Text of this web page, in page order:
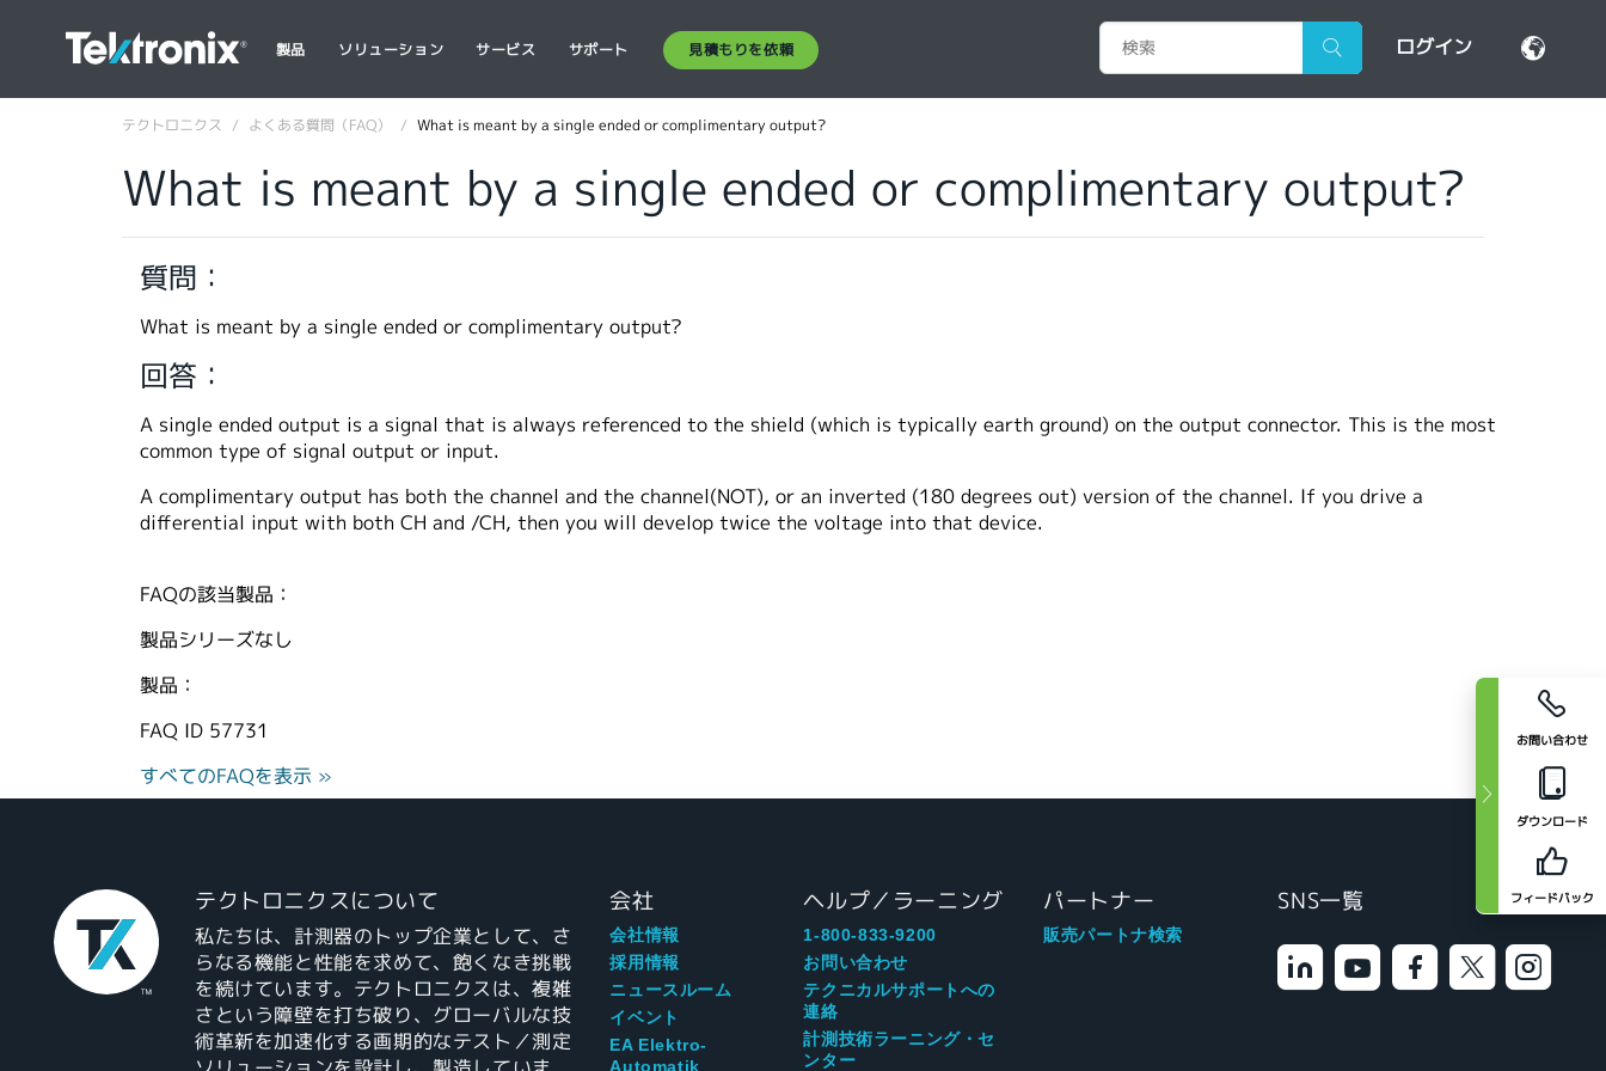
製品 ソリューション サービス サポート 見積もりを依頼 ログイン
お問い合わせ
ダウンロード
フィードバック
テクトロニクス よくある質問（FAQ） What is meant by a single ended or complimentary output?
What is meant by a single ended or complimentary output?
質問：
What is meant by a single ended or complimentary output?
回答：
A single ended output is a signal that is always referenced to the shield (which is typically earth ground) on the output connector. This is the most
common type of signal output or input.
A complimentary output has both the channel and the channel(NOT), or an inverted (180 degrees out) version of the channel. If you drive a
differential input with both CH and /CH, then you will develop twice the voltage into that device.
FAQの該当製品：
製品シリーズなし
製品：
FAQ ID 57731
すべてのFAQを表示 »
テクトロニクスについて
私たちは、計測器のトップ企業として、さ
らなる機能と性能を求めて、飽くなき挑戦
を続けています。テクトロニクスは、複雑
さという障壁を打ち破り、グローバルな技
術革新を加速化する画期的なテスト／測定
会社
会社情報
採用情報
ニュースルーム
イベント
EA Elektro-
Automatik
ヘルプ／ラーニング
1-800-833-9200
お問い合わせ
テクニカルサポートへの
連絡
計測技術ラーニング・セ
ンター
パートナー
販売パートナ検索
SNS一覧